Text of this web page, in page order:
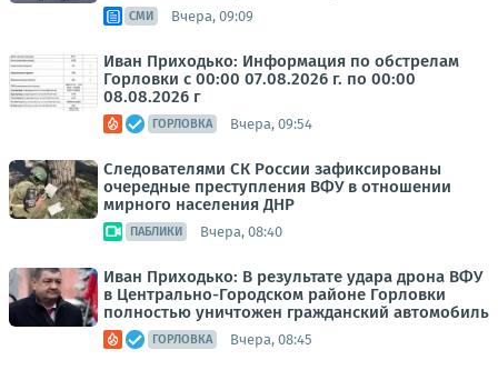
СМИ Вчера, 09:09
Иван Приходько: Информация по обстрелам
Горловки с 00:00 07.08.2026 г. по 00:00
08.08.2026 г
ГОРЛОВКА Вчера, 09:54
Следователями СК России зафиксированы
очередные преступления ВФУ в отношении
мирного населения ДНР
ПАБЛИКИ Вчера, 08:40
Иван Приходько: В результате удара дрона ВФУ
в Центрально-Городском районе Горловки
полностью уничтожен гражданский автомобиль
ГОРЛОВКА Вчера, 08:45